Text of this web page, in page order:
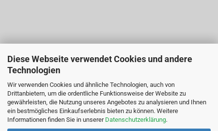
Diese Webseite verwendet Cookies und andere
Technologien
Wir verwenden Cookies und ähnliche Technologien, auch von
Drittanbietern, um die ordentliche Funktionsweise der Website zu
gewährleisten, die Nutzung unseres Angebotes zu analysieren und Ihnen
ein bestmögliches Einkaufserlebnis bieten zu können. Weitere
Informationen finden Sie in unserer Datenschutzerklärung.